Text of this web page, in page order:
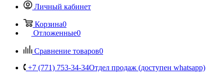
Личный кабинет
Корзина0
Отложенные0
Сравнение товаров0
+7 (771) 753-34-34Отдел продаж (доступен whatsapp)